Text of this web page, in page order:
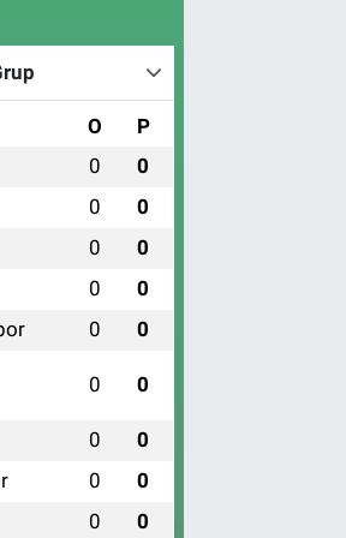
O P
0 0
0 0
0 0
0 0
0 0
0 0
0 0
0 0
0 0